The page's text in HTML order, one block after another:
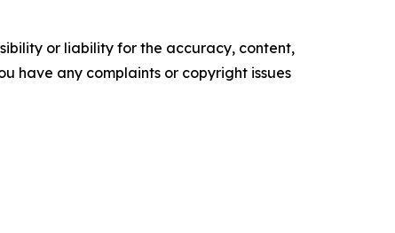
or liability for the accuracy, content,
have any complaints or copyright issues